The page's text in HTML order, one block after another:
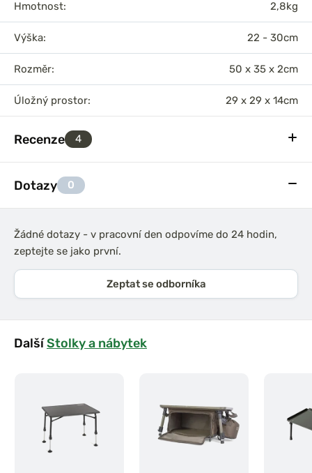
Hmotnost: 2,8kg
Výška: 22 - 30cm
Rozměr: 50 x 35 x 2cm
Úložný prostor: 29 x 29 x 14cm
Recenze 4
Dotazy 0
Žádné dotazy - v pracovní den odpovíme do 24 hodin,
zeptejte se jako první.
Zeptat se odborníka
DalšíStolky a nábytek